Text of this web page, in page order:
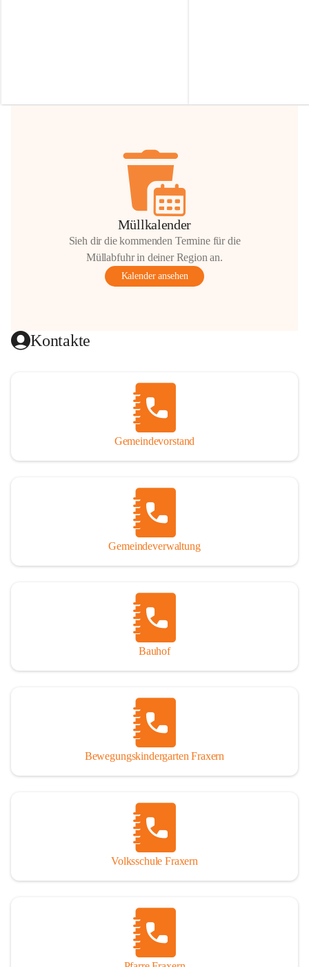
Hilfsbereitschaft!
Müllkalender
Sieh dir die kommenden Termine für die
Müllabfuhr in deiner Region an.
Kalender ansehen
Kontakte
Gemeindevorstand
Gemeindeverwaltung
Bauhof
Bewegungskindergarten Fraxern
Volksschule Fraxern